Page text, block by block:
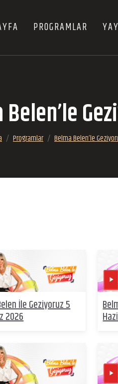
PROGRAMLAR
Programlar Belma Belen’le
İle Geziyoruz 5
2026